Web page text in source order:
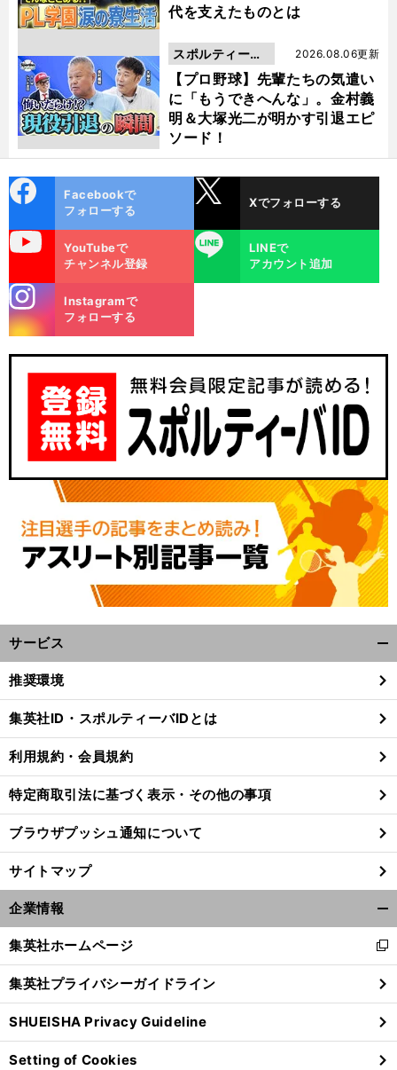
代を支えたものとは
【プロ野球】先輩たちの気遣い
に「もうできへんな」。金村義
明＆大塚光二が明かす引退エピ
ソード！
2026.08.06更新
スポルティーバ
動画
ok
Facebookで
フォローする
Xでフォローする
YouTubeで
チャンネル登録
LINE
LINEで
アカウント追加
m
Instagramで
フォローする
サービス
閉
る
推奨環境
集英社ID・スポルティーバIDとは
利用規約・会員規約
特定商取引法に基づく表示・その他の事項
ブラウザプッシュ通知について
サイトマップ
企業情報
閉
る
集英社ホームページ
新
し
い
ウ
ィ
ン
ド
集英社プライバシーガイドライン
SHUEISHA Privacy Guideline
Setting of Cookies